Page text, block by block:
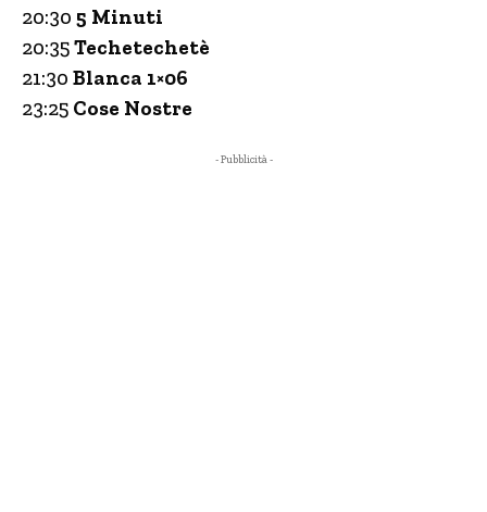
20:30 5 Minuti
20:35Techetechetè
21:30 Blanca 1×06
23:25 Cose Nostre
- Pubblicità -